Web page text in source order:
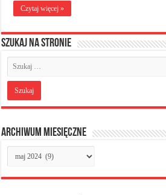
Czytaj więcej »
Szukaj na stronie
Archiwum miesięczne
Archiwum
miesięczne